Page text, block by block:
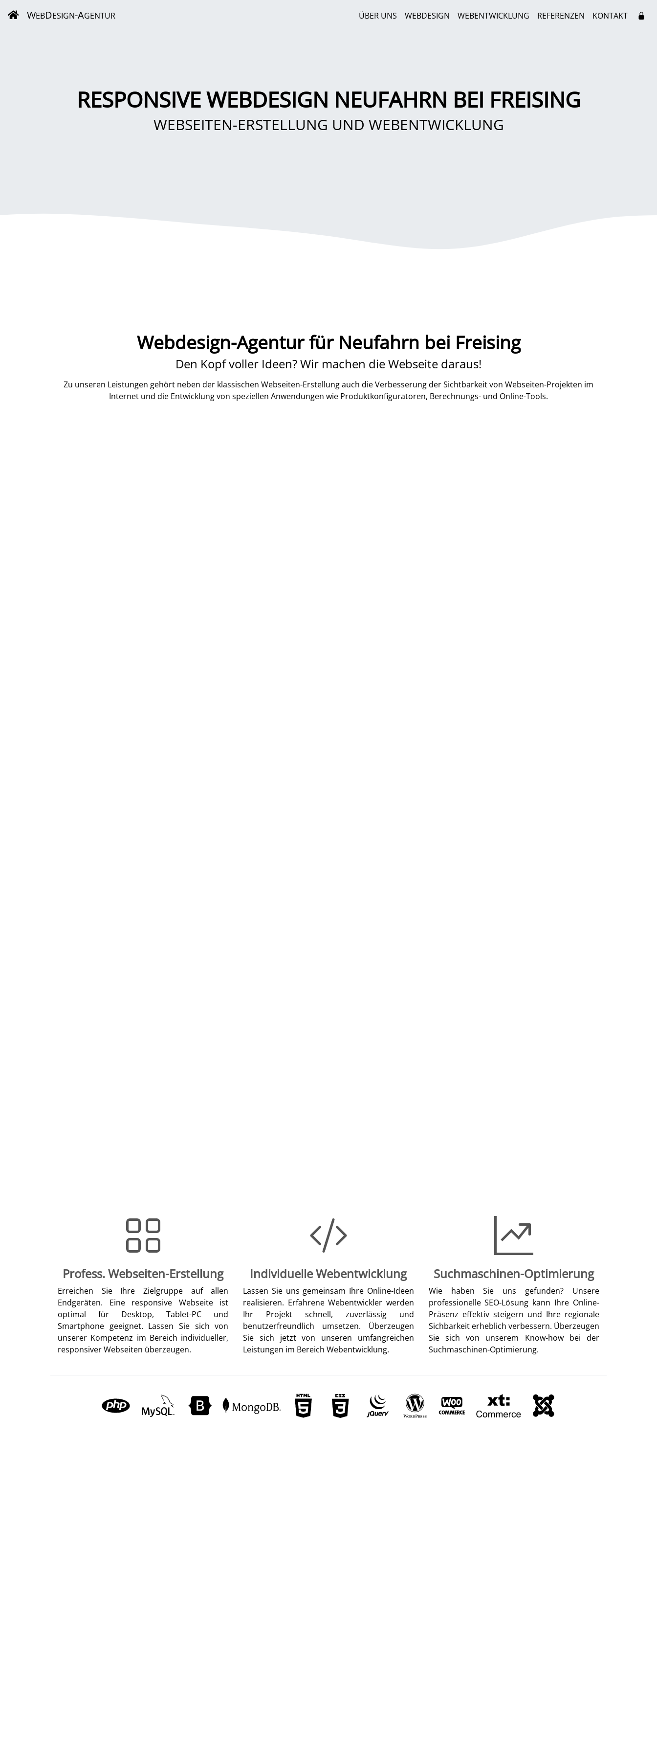
WEBDESIGN-AGENTUR ÜBER UNS WEBDESIGN WEBENTWICKLUNG REFERENZEN KONTAKT
RESPONSIVE WEBDESIGN NEUFAHRN BEI FREISING
WEBSEITEN-ERSTELLUNG UND WEBENTWICKLUNG
Webdesign-Agentur für Neufahrn bei Freising
Den Kopf voller Ideen? Wir machen die Webseite daraus!
Zu unseren Leistungen gehört neben der klassischen Webseiten-Erstellung auch die Verbesserung der Sichtbarkeit von Webseiten-Projekten im
Internet und die Entwicklung von speziellen Anwendungen wie Produktkonfiguratoren, Berechnungs- und Online-Tools.
Profess. Webseiten-Erstellung
Erreichen Sie Ihre Zielgruppe auf allen
Endgeräten. Eine responsive Webseite ist
optimal für Desktop, Tablet-PC und
Smartphone geeignet. Lassen Sie sich von
unserer Kompetenz im Bereich individueller,
responsiver Webseiten überzeugen.
Individuelle Webentwicklung
Lassen Sie uns gemeinsam Ihre Online-Ideen
realisieren. Erfahrene Webentwickler werden
Ihr Projekt schnell, zuverlässig und
benutzerfreundlich umsetzen. Überzeugen
Sie sich jetzt von unseren umfangreichen
Leistungen im Bereich Webentwicklung.
Suchmaschinen-Optimierung
Wie haben Sie uns gefunden? Unsere
professionelle SEO-Lösung kann Ihre Online-
Präsenz effektiv steigern und Ihre regionale
Sichbarkeit erheblich verbessern. Überzeugen
Sie sich von unserem Know-how bei der
Suchmaschinen-Optimierung.